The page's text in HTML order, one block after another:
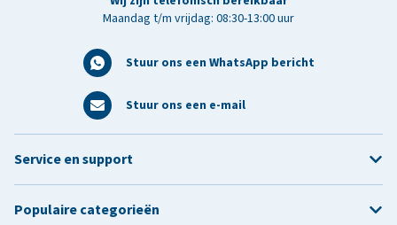
Maandag t/m vrijdag: 08:30-13:00 uur
Stuur ons een WhatsApp bericht
Stuur ons een e-mail
Service en support
Populaire categorieën